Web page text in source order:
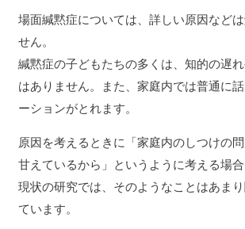
場面緘黙症については、詳しい原因など
せん。
緘黙症の子どもたちの多くは、知的の遅
はありません。また、家庭内では普通に
ーションがとれます。
原因を考えるときに「家庭内のしつけの
甘えているから」というように考える場合
現状の研究では、そのようなことはあま
ています。